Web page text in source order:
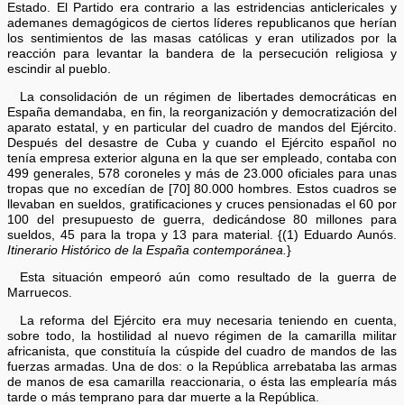
Estado. El Partido era contrario a las estridencias anticlericales y
ademanes demagógicos de ciertos líderes republicanos que herían
los sentimientos de las masas católicas y eran utilizados por la
reacción para levantar la bandera de la persecución religiosa y
escindir al pueblo.
La consolidación de un régimen de libertades democráticas en
España demandaba, en fin, la reorganización y democratización del
aparato estatal, y en particular del cuadro de mandos del Ejército.
Después del desastre de Cuba y cuando el Ejército español no
tenía empresa exterior alguna en la que ser empleado, contaba con
499 generales, 578 coroneles y más de 23.000 oficiales para unas
tropas que no excedían de [70] 80.000 hombres. Estos cuadros se
llevaban en sueldos, gratificaciones y cruces pensionadas el 60 por
100 del presupuesto de guerra, dedicándose 80 millones para
sueldos, 45 para la tropa y 13 para material. {(1) Eduardo Aunós.
Itinerario Histórico de la España contemporánea.}
Esta situación empeoró aún como resultado de la guerra de
Marruecos.
La reforma del Ejército era muy necesaria teniendo en cuenta,
sobre todo, la hostilidad al nuevo régimen de la camarilla militar
africanista, que constituía la cúspide del cuadro de mandos de las
fuerzas armadas. Una de dos: o la República arrebataba las armas
de manos de esa camarilla reaccionaria, o ésta las emplearía más
tarde o más temprano para dar muerte a la República.